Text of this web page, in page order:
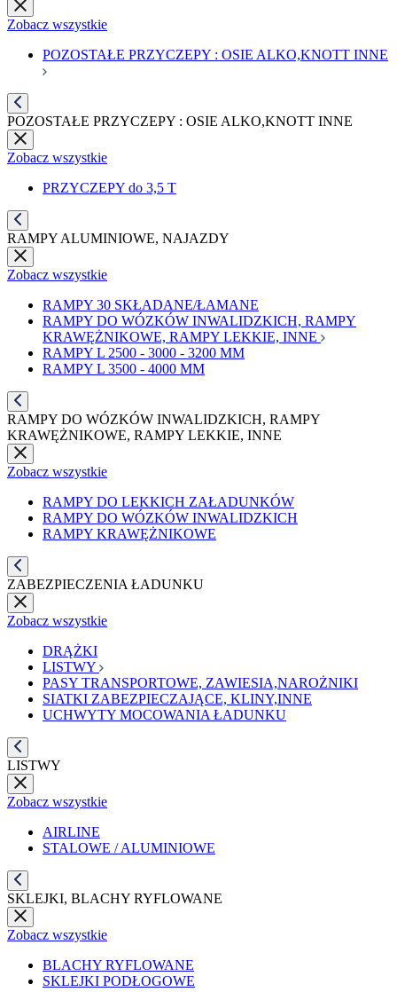
Zobacz wszystkie
POZOSTAŁE PRZYCZEPY : OSIE ALKO,KNOTT INNE
POZOSTAŁE PRZYCZEPY : OSIE ALKO,KNOTT INNE
Zobacz wszystkie
PRZYCZEPY do 3,5 T
RAMPY ALUMINIOWE, NAJAZDY
Zobacz wszystkie
RAMPY 30 SKŁADANE/ŁAMANE
RAMPY DO WÓZKÓW INWALIDZKICH, RAMPY
KRAWĘŻNIKOWE, RAMPY LEKKIE, INNE
RAMPY L 2500 - 3000 - 3200 MM
RAMPY L 3500 - 4000 MM
RAMPY DO WÓZKÓW INWALIDZKICH, RAMPY
KRAWĘŻNIKOWE, RAMPY LEKKIE, INNE
Zobacz wszystkie
RAMPY DO LEKKICH ZAŁADUNKÓW
RAMPY DO WÓZKÓW INWALIDZKICH
RAMPY KRAWĘŻNIKOWE
ZABEZPIECZENIA ŁADUNKU
Zobacz wszystkie
DRĄŻKI
LISTWY
PASY TRANSPORTOWE, ZAWIESIA,NAROŻNIKI
SIATKI ZABEZPIECZAJĄCE, KLINY,INNE
UCHWYTY MOCOWANIA ŁADUNKU
LISTWY
Zobacz wszystkie
AIRLINE
STALOWE / ALUMINIOWE
SKLEJKI, BLACHY RYFLOWANE
Zobacz wszystkie
BLACHY RYFLOWANE
SKLEJKI PODŁOGOWE